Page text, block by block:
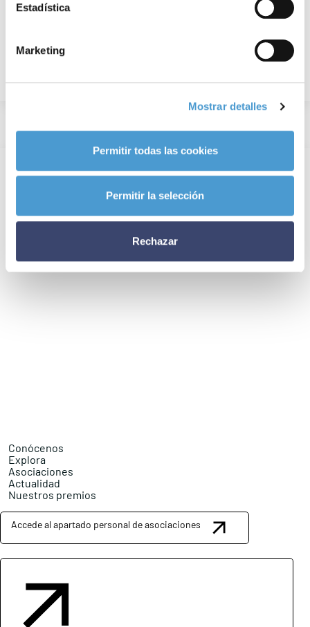
Estadística
Marketing
Mostrar detalles
Permitir todas las cookies
Permitir la selección
Rechazar
Conócenos
Explora
Asociaciones
Actualidad
Nuestros premios
Accede al apartado personal de asociaciones